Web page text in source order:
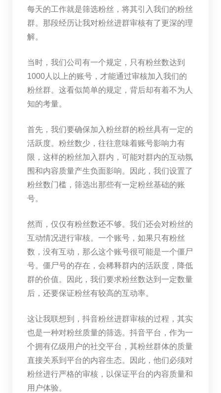
每天的工作就是筛选粉丝，将其引入我们的粉丝
群。那段经历让我对粉丝进群审核有了更深的理
解。
当时，我们公司有一个规定，只有粉丝数达到
1000人以上的账号，才能通过审核加入我们的
粉丝群。这看似简单的规定，背后却有着不为人
知的考量。
首先，我们要确保加入粉丝群的粉丝具有一定的
活跃度。粉丝数少，往往意味着账号影响力有
限，这样的粉丝加入群内，可能对群内的互动氛
围和内容质量产生负面影响。因此，我们设置了
粉丝数门槛，筛选出那些有一定粉丝基础的账
号。
然而，仅仅有粉丝数还不够。我们还会对粉丝的
互动情况进行审核。一个账号，如果只有粉丝
数，没有互动，那么这个账号很可能是一个僵尸
号。僵尸号的存在，会稀释群内的活跃度，降低
群的价值。因此，我们要求粉丝数达到一定数量
后，还要保证粉丝有较高的互动率。
这让我联想到，抖音粉丝进群审核的过程，其实
也是一种对粉丝质量的筛选。抖音平台，作为一
个拥有亿级用户的社交平台，其粉丝群体的质量
直接关系到平台的内容生态。因此，他们必须对
粉丝进行严格的审核，以保证平台的内容质量和
用户体验。